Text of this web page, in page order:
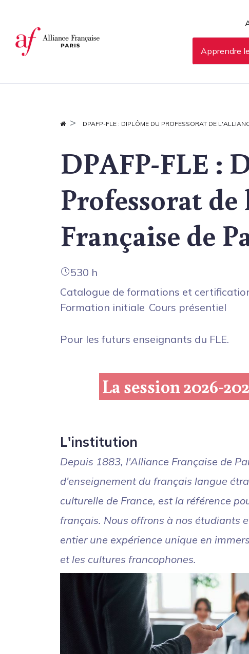
Apprendre
DPAFP-FLE : DIPLÔME DU PROFESSORAT DE
DPAFP-FLE :
Professorat
Française de
530 h
Catalogue de formations et
Formation initiale Cours présentiel
Pour les futurs enseignants du FLE.
La session 2026-
L'institution
Depuis 1883, l'Alliance Française de
d'enseignement du français langue
culturelle de France, est la référence
français. Nous offrons à nos étudiants
entier une expérience unique en
et les cultures francophones.